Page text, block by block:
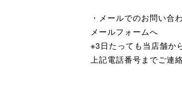
・メールでのお問い合
メールフォームへ
※3日たっても当店舗か
上記電話番号までご連